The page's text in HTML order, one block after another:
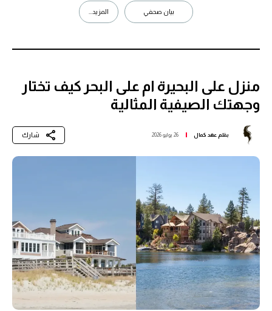
بيان صحفي المزيد...
منزل على البحيرة ام على البحر كيف تختار
وجهتك الصيفية المثالية
بقلم عهد كمال 26 يوليو 2026 شارك